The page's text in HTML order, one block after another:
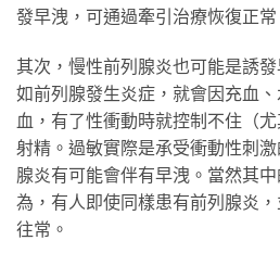
發早洩，可通過牽引治療恢復正常
其次，慢性前列腺炎也可能是誘
如前列腺發生炎症，就會因充血
血，有了性衝動時就控制不住（
射精。過敏實際是承受衝動性刺
腺炎有可能會伴有早洩。當然其
為，有人即使同樣患有前列腺炎
往常。